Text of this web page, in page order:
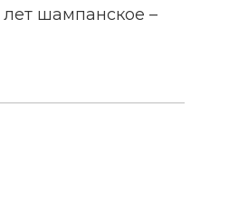
шампанское –